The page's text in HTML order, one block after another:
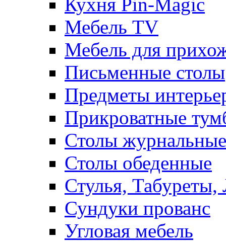
Кухня Pin-Magic
Мебель TV
Мебель для
Письменные столы
Предметы
Прикроватные
Столы журнальные
Столы обеденные
Стулья, Табуреты,
Сундуки прованс
Угловая мебель